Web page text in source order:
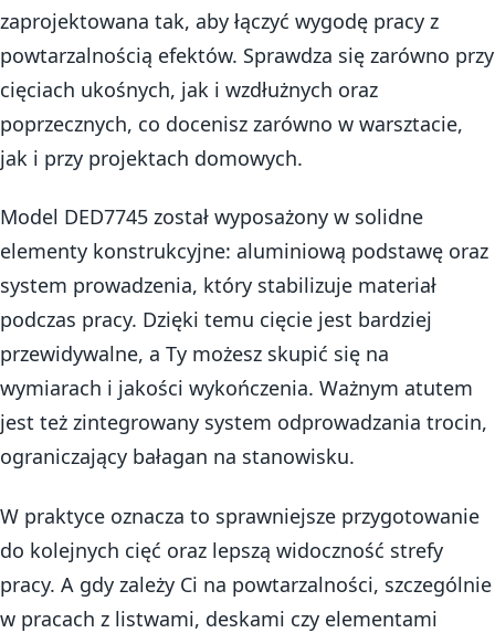
zaprojektowana tak, aby łączyć wygodę pracy z
powtarzalnością efektów. Sprawdza się zarówno przy
cięciach ukośnych, jak i wzdłużnych oraz
poprzecznych, co docenisz zarówno w warsztacie,
jak i przy projektach domowych.
Model DED7745 został wyposażony w solidne
elementy konstrukcyjne: aluminiową podstawę oraz
system prowadzenia, który stabilizuje materiał
podczas pracy. Dzięki temu cięcie jest bardziej
przewidywalne, a Ty możesz skupić się na
wymiarach i jakości wykończenia. Ważnym atutem
jest też zintegrowany system odprowadzania trocin,
ograniczający bałagan na stanowisku.
W praktyce oznacza to sprawniejsze przygotowanie
do kolejnych cięć oraz lepszą widoczność strefy
pracy. A gdy zależy Ci na powtarzalności, szczególnie
w pracach z listwami, deskami czy elementami